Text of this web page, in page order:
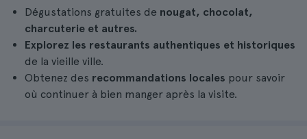
Dégustations gratuites de nougat, chocolat,
charcuterie et autres.
Explorez les restaurants authentiques et historiques
de la vieille ville.
Obtenez des recommandations locales pour savoir
où continuer à bien manger après la visite.